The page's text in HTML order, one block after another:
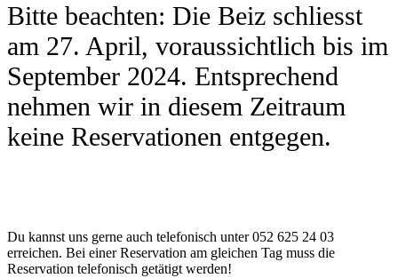
Bitte beachten: Die Beiz schliesst
am 27. April, voraussichtlich bis im
September 2024. Entsprechend
nehmen wir in diesem Zeitraum
keine Reservationen entgegen.
Du kannst uns gerne auch telefonisch unter 052 625 24 03
erreichen. Bei einer Reservation am gleichen Tag muss die
Reservation telefonisch getätigt werden!